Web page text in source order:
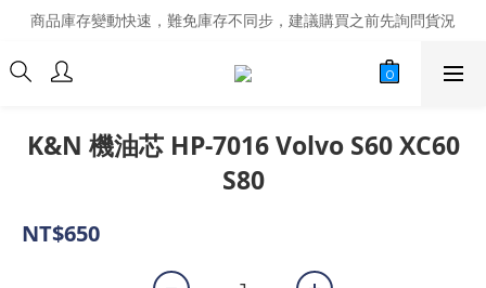
商品庫存變動快速，難免庫存不同步，建議購買之前先詢問貨況
商品庫存變動快速，難免庫存不同步，建議購買之前先詢問貨況
經營超過20年的改裝老字號，安全有保障
K&N 機油芯 HP-7016 Volvo S60 XC60
S80
NT$650